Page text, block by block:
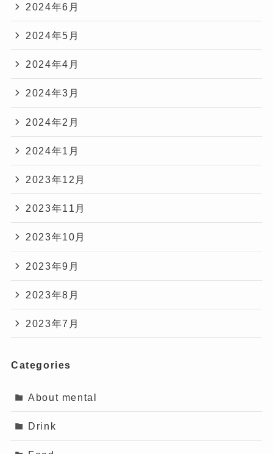
2024年6月
2024年5月
2024年4月
2024年3月
2024年2月
2024年1月
2023年12月
2023年11月
2023年10月
2023年9月
2023年8月
2023年7月
Categories
About mental
Drink